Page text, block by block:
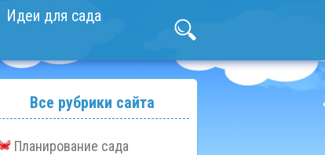
Идеи для сада
Все рубрики сайта
Планирование сада